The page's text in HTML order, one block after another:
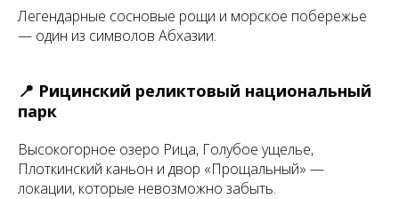
Легендарные сосновые рощи и морское побережье
— один из символов Абхазии.
📍 Рицинский реликтовый национальный
парк
Высокогорное озеро Рица, Голубое ущелье,
Плоткинский каньон и двор «Прощальный» —
локации, которые невозможно забыть.